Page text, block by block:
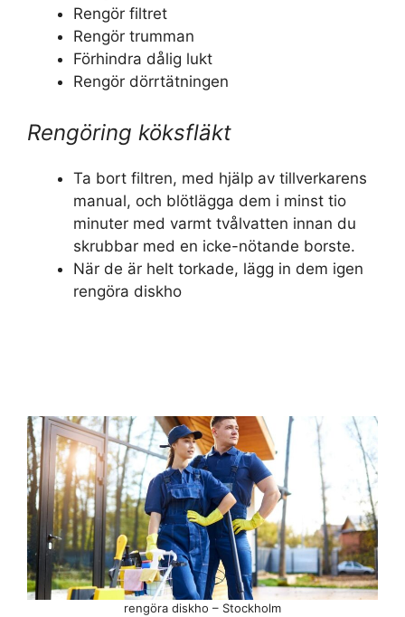
Rengör filtret
Rengör trumman
Förhindra dålig lukt
Rengör dörrtätningen
Rengöring köksfläkt
Ta bort filtren, med hjälp av tillverkarens
manual, och blötlägga dem i minst tio
minuter med varmt tvålvatten innan du
skrubbar med en icke-nötande borste.
När de är helt torkade, lägg in dem igen
rengöra diskho
rengöra diskho – Stockholm